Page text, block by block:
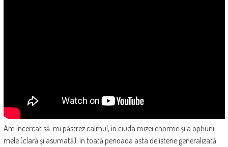
Am încercat să-mi păstrez calmul, în ciuda mizei enorme şi a opţiunii
mele (clară şi asumată), în toată perioada asta de isterie generalizată.